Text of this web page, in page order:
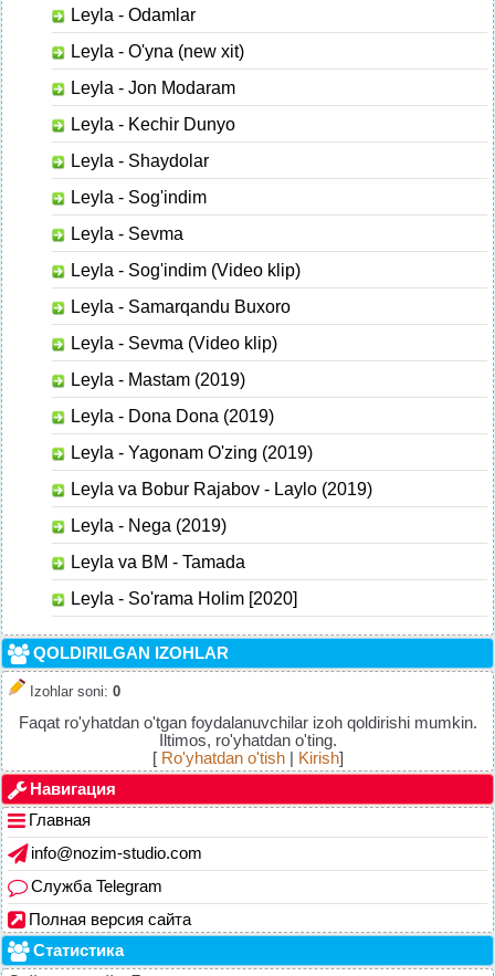
Leyla - Odamlar
Leyla - O'yna (new xit)
Leyla - Jon Modaram
Leyla - Kechir Dunyo
Leyla - Shaydolar
Leyla - Sog'indim
Leyla - Sevma
Leyla - Sog'indim (Video klip)
Leyla - Samarqandu Buxoro
Leyla - Sevma (Video klip)
Leyla - Mastam (2019)
Leyla - Dona Dona (2019)
Leyla - Yagonam O'zing (2019)
Leyla va Bobur Rajabov - Laylo (2019)
Leyla - Nega (2019)
Leyla va BM - Tamada
Leyla - So'rama Holim [2020]
QOLDIRILGAN IZOHLAR
Izohlar soni: 0
Faqat ro'yhatdan o'tgan foydalanuvchilar izoh qoldirishi mumkin.
Iltimos, ro'yhatdan o'ting.
[ Ro'yhatdan o'tish| Kirish]
Навигация
Главная
info@nozim-studio.com
Служба Telegram
Полная версия сайта
Статистика